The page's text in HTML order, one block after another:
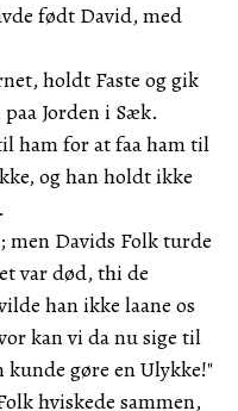
født David, med
holdt Faste og gik
Jorden i Sæk.
ham for at faa ham til
og han holdt ikke
men Davids Folk turde
var død, thi de
han ikke laane os
kan vi da nu sige til
kunde gøre en Ulykke!"
hviskede sammen,